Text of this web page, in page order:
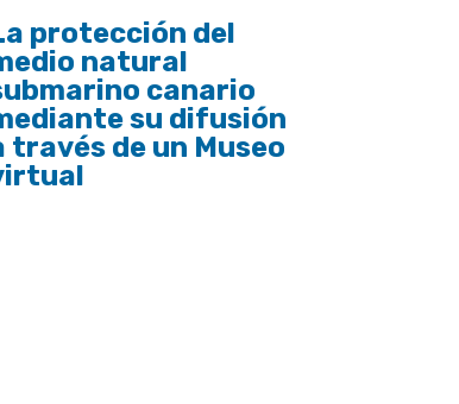
protección del
natural
canario
su difusión
través de un Museo